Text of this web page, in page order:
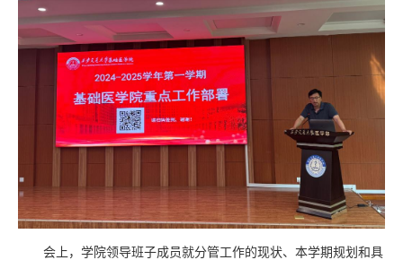
会上，学院领导班子成员就分管工作的现状、本学期规划和具